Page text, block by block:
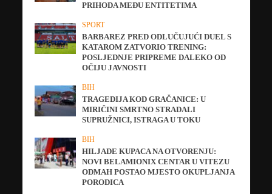
PRIHODA MEĐU ENTITETIMA
SPORT
BARBAREZ PRED ODLUČUJUĆI DUEL S
KATAROM ZATVORIO TRENING:
POSLJEDNJE PRIPREME DALEKO OD
OČIJU JAVNOSTI
BIH
TRAGEDIJA KOD GRAČANICE: U
MIRIČINI SMRTNO STRADALI
SUPRUŽNICI, ISTRAGA U TOKU
BIH
HILJADE KUPACA NA OTVORENJU:
NOVI BELAMIONIX CENTAR U VITEZU
ODMAH POSTAO MJESTO OKUPLJANJA
PORODICA